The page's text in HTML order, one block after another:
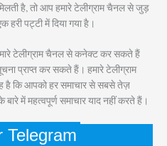
है, तो आप हमारे टेलीग्राम चैनल से जुड़
पट्टी में दिया गया है।
टेलीग्राम चैनल से कनेक्ट कर सकते हैं
प्राप्त कर सकते हैं। हमारे टेलीग्राम
है कि आपको हर समाचार से सबसे तेज़
में महत्वपूर्ण समाचार याद नहीं करते हैं।
Telegram